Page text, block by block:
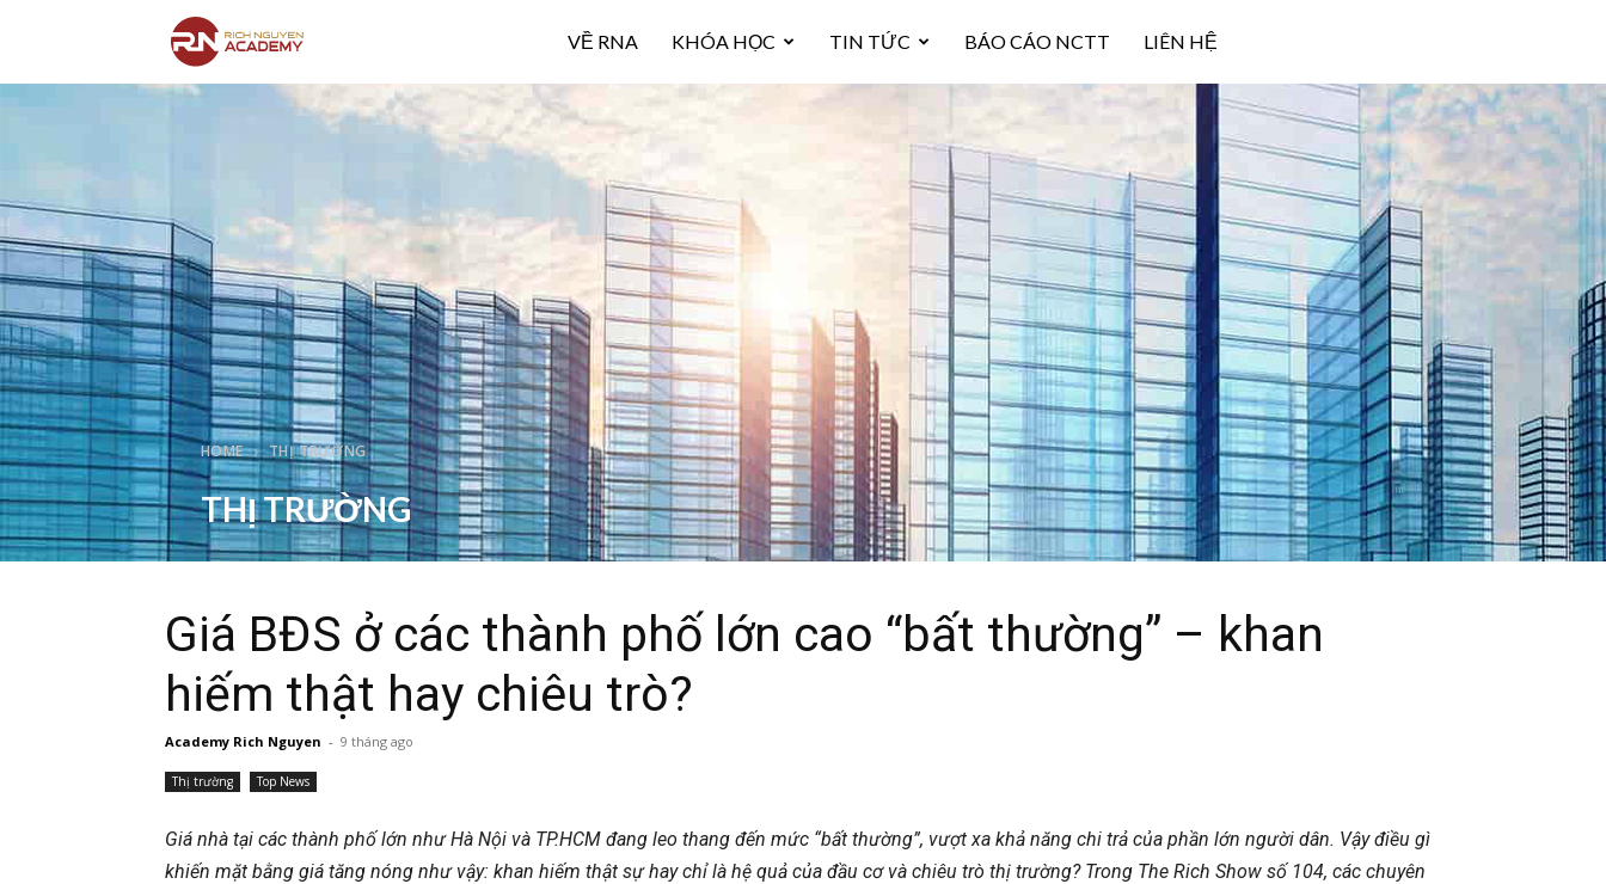
VỀ RNA KHÓA HỌC TIN TỨC BÁO CÁO NCTT LIÊN HỆ
HOME THỊ TRƯỜNG
THỊ TRƯỜNG
Giá BĐS ở các thành phố lớn cao “bất thường” – khan
hiếm thật hay chiêu trò?
Academy Rich Nguyen - 9 tháng ago
Thị trường Top News
Giá nhà tại các thành phố lớn như Hà Nội và TP.HCM đang leo thang đến mức “bất thường”, vượt xa khả năng chi trả của phần lớn người dân. Vậy điều gì
khiến mặt bằng giá tăng nóng như vậy: khan hiếm thật sự hay chỉ là hệ quả của đầu cơ và chiêu trò thị trường? Trong The Rich Show số 104, các chuyên